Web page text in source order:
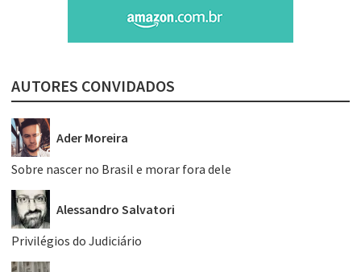
AUTORES CONVIDADOS
Ader Moreira
Sobre nascer no Brasil e morar fora dele
Alessandro Salvatori
Privilégios do Judiciário